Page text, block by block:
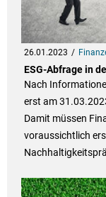
26.01.2023
ESG-Abfrage in
Nach
erst am
Damit müssen
voraussichtlich